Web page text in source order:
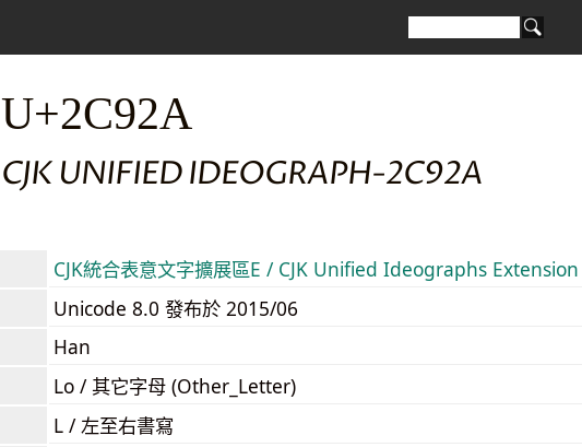
U+2C92A
CJK UNIFIED IDEOGRAPH-2C92A
CJK統合表意文字擴展區E / CJK Unified Ideographs Extension
Unicode 8.0 發布於 2015/06
Han
Lo / 其它字母 (Other_Letter)
L / 左至右書寫